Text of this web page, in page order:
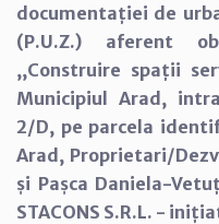
documentației de
(P.U.Z.) aferent
,,Construire spații
Municipiul Arad,
2/D, pe parcela
Arad, Proprietari/
și Pașca Daniela-
STACONS S.R.L. -